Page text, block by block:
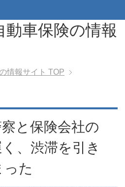
動車保険の情報
情報サイト TOP
察と保険会社の
、渋滞を引き
った